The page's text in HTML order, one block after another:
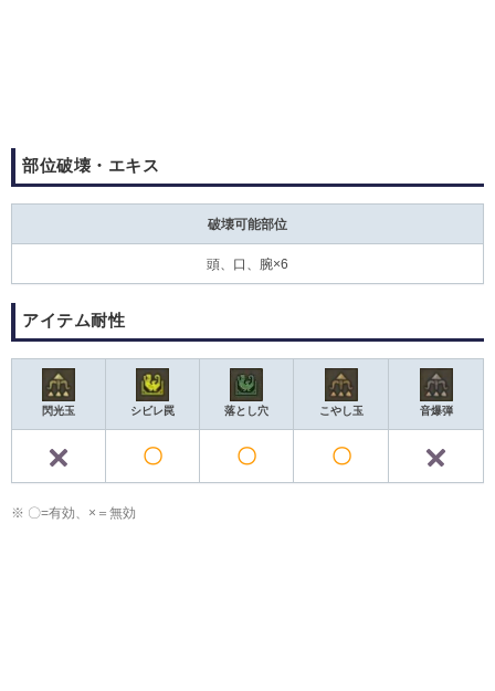
部位破壊・エキス
破壊可能部位
頭、口、腕×6
アイテム耐性
閃光玉 シビレ罠 落とし穴 こやし玉 音爆弾
〇 〇 〇
※ 〇=有効、×＝無効